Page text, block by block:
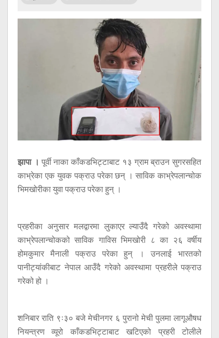
झापा । पूर्वी नाका काँकडभिट्टाबाट १३ ग्राम ब्राउन सुगरसहित
काभ्रेका एक युवक पक्राउ परेका छन् । साविक काभ्रेपलान्चोक
भिमखोरीका युवा पक्राउ परेका हुन् ।
प्रहरीका अनुसार मलद्वारमा लुकाएर ल्याउँदै गरेको अवस्थामा
काभ्रेपलान्चोकको साविक गाविस भिमखोरी ८ का २६ वर्षीय
होमकुमार मैनाली पक्राउ परेका हुन् । उनलाई भारतको
पानीट्यांकीबाट नेपाल आउँदै गरेको अवस्थामा प्रहरीले पक्राउ
गरेको हो ।
शनिबार राति ९ः३० बजे मेचीनगर ६ पुरानो मेची पुलमा लागूऔषध
नियन्त्रण व्यूरो काँकडभिट्टाबाट खटिएको प्रहरी टोलीले
सूचना
प्रविधि